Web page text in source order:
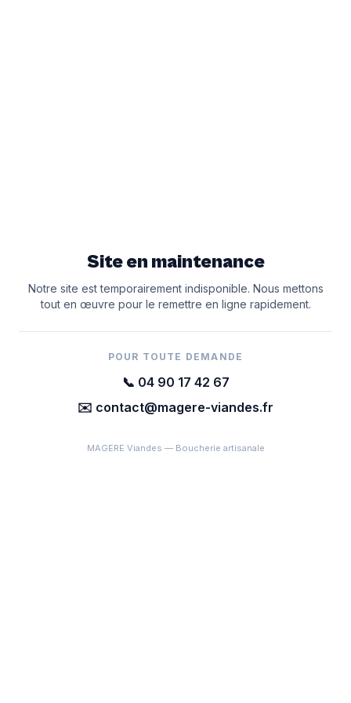
Site en maintenance
Notre site est temporairement indisponible. Nous mettons
tout en œuvre pour le remettre en ligne rapidement.
POUR TOUTE DEMANDE
📞 04 90 17 42 67
✉️ contact@magere-viandes.fr
MAGERE Viandes — Boucherie artisanale